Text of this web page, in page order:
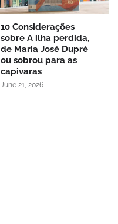
10 Considerações
sobre A ilha perdida,
de Maria José Dupré
ou sobrou para as
capivaras
June 21, 2026